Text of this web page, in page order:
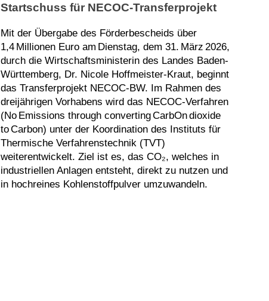
Startschuss für NECOC-Transferprojekt
Mit der Übergabe des Förderbescheids über
1,4 Millionen Euro am Dienstag, dem 31. März 2026,
durch die Wirtschaftsministerin des Landes Baden-
Württemberg, Dr. Nicole Hoffmeister‑Kraut, beginnt
das Transferprojekt NECOC‑BW. Im Rahmen des
dreijährigen Vorhabens wird das NECOC‑Verfahren
(No Emissions through converting CarbOn dioxide
to Carbon) unter der Koordination des Instituts für
Thermische Verfahrenstechnik (TVT)
weiterentwickelt. Ziel ist es, das CO₂, welches in
industriellen Anlagen entsteht, direkt zu nutzen und
in hochreines Kohlenstoffpulver umzuwandeln.